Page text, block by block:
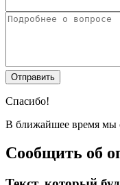
Спасибо!
В ближайшее время мы
Сообщить об